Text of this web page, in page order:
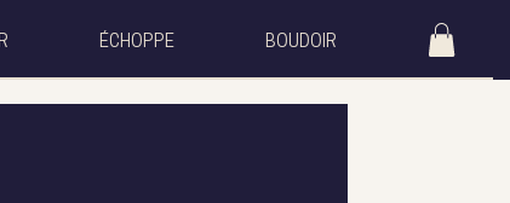
ÉCHOPPE BOUDOIR